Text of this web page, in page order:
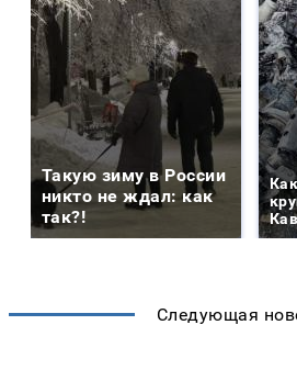
Такую зиму в России
никто не ждал: как
так?!
Следующая